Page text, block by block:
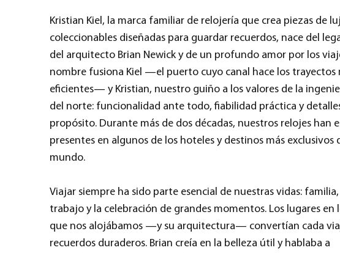
Kristian Kiel, la marca familiar de relojería que crea piezas de
coleccionables diseñadas para guardar recuerdos, nace del
del arquitecto Brian Newick y de un profundo amor por los
nombre fusiona Kiel —el puerto cuyo canal hace los trayectos
eficientes— y Kristian, nuestro guiño a los valores de la
del norte: funcionalidad ante todo, fiabilidad práctica y
propósito. Durante más de dos décadas, nuestros relojes han
presentes en algunos de los hoteles y destinos más exclusivos
mundo.
Viajar siempre ha sido parte esencial de nuestras vidas: familia,
trabajo y la celebración de grandes momentos. Los lugares en
que nos alojábamos —y su arquitectura— convertían cada
recuerdos duraderos. Brian creía en la belleza útil y hablaba a